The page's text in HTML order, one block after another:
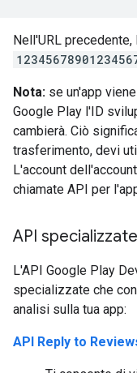
Nell'URL
Nota: se un'app
Google Play l'ID
cambierà. Ciò
trasferimento, devi
L'account
chiamate API per
API specializzate
L'API Google Play
specializzate che
analisi sulla tua app:
API Reply to